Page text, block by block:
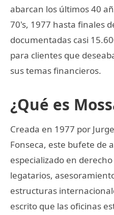
abarcan los últimos 40
70's, 1977 hasta finales
documentadas casi
para clientes que
sus temas financieros.
¿Qué es
Creada en 1977 por
Fonseca, este bufete de
especializado en
legatarios,
estructuras
escrito que las oficinas